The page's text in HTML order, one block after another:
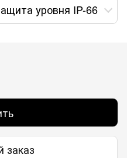
уровня IP-66
заказ